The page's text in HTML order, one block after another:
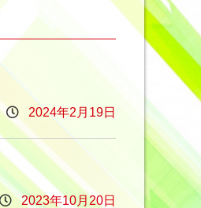
2024年2月19日
2023年10月20日